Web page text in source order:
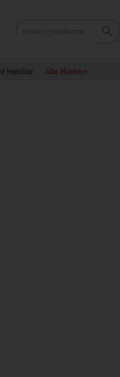
Mobiliar Alle Marken